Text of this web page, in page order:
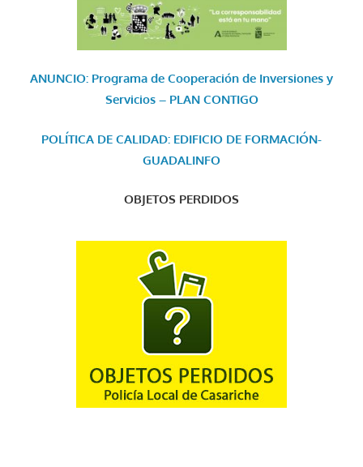
ANUNCIO: Programa de Cooperación de Inversiones y
Servicios – PLAN CONTIGO
POLÍTICA DE CALIDAD: EDIFICIO DE FORMACIÓN-
GUADALINFO
OBJETOS PERDIDOS